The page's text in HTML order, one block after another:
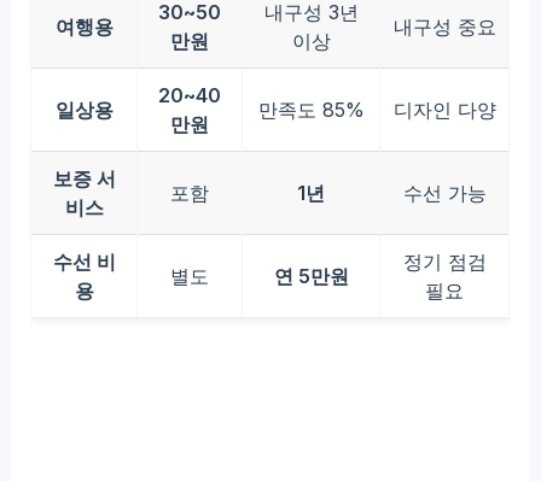
여행용
30~50
만원
내구성 3년
이상
내구성 중요
일상용
20~40
만원
만족도 85% 디자인 다양
보증 서
비스
포함 1년 수선 가능
수선 비
용
별도 연 5만원
정기 점검
필요